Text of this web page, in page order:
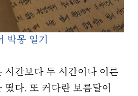
박몽 일기
시간보다 두 시간이나 이른
다. 또 커다란 보름달이